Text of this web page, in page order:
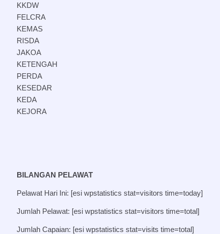
KKDW
FELCRA
KEMAS
RISDA
JAKOA
KETENGAH
PERDA
KESEDAR
KEDA
KEJORA
BILANGAN PELAWAT
Pelawat Hari Ini: [esi wpstatistics stat=visitors time=today]
Jumlah Pelawat: [esi wpstatistics stat=visitors time=total]
Jumlah Capaian: [esi wpstatistics stat=visits time=total]